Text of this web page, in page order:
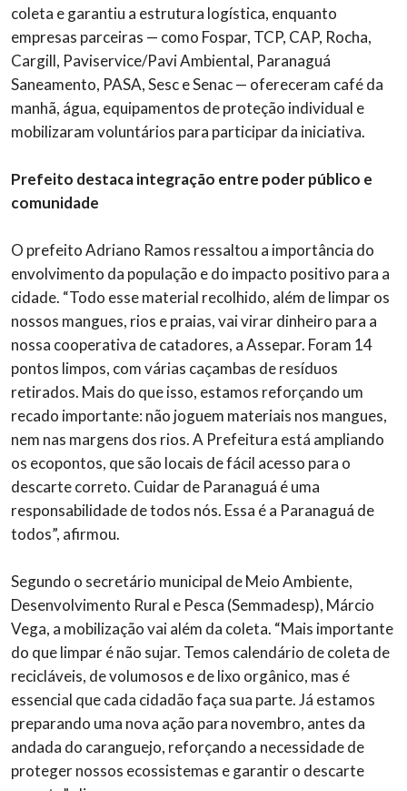
coleta e garantiu a estrutura logística, enquanto
empresas parceiras — como Fospar, TCP, CAP, Rocha,
Cargill, Paviservice/Pavi Ambiental, Paranaguá
Saneamento, PASA, Sesc e Senac — ofereceram café da
manhã, água, equipamentos de proteção individual e
mobilizaram voluntários para participar da iniciativa.
Prefeito destaca integração entre poder público e
comunidade
O prefeito Adriano Ramos ressaltou a importância do
envolvimento da população e do impacto positivo para a
cidade. “Todo esse material recolhido, além de limpar os
nossos mangues, rios e praias, vai virar dinheiro para a
nossa cooperativa de catadores, a Assepar. Foram 14
pontos limpos, com várias caçambas de resíduos
retirados. Mais do que isso, estamos reforçando um
recado importante: não joguem materiais nos mangues,
nem nas margens dos rios. A Prefeitura está ampliando
os ecopontos, que são locais de fácil acesso para o
descarte correto. Cuidar de Paranaguá é uma
responsabilidade de todos nós. Essa é a Paranaguá de
todos”, afirmou.
Segundo o secretário municipal de Meio Ambiente,
Desenvolvimento Rural e Pesca (Semmadesp), Márcio
Vega, a mobilização vai além da coleta. “Mais importante
do que limpar é não sujar. Temos calendário de coleta de
recicláveis, de volumosos e de lixo orgânico, mas é
essencial que cada cidadão faça sua parte. Já estamos
preparando uma nova ação para novembro, antes da
andada do caranguejo, reforçando a necessidade de
proteger nossos ecossistemas e garantir o descarte